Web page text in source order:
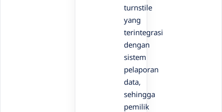
turnstile
yang
terintegrasi
dengan
sistem
pelaporan
data,
sehingga
pemilik